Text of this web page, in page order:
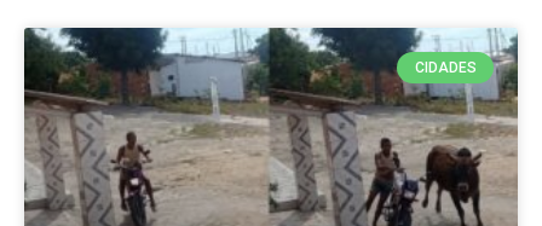
CIDADES